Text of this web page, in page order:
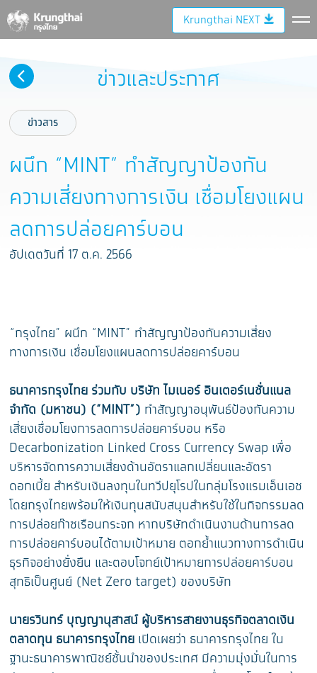
Krungthai NEXT
ข่าวและประกาศ
ข่าวสาร
ผนึก “MINT” ทำสัญญาป้องกัน
ความเสี่ยงทางการเงิน เชื่อมโยงแผน
ลดการปล่อยคาร์บอน
อัปเดตวันที่ 17 ต.ค. 2566
“กรุงไทย” ผนึก “MINT” ทำสัญญาป้องกันความเสี่ยง
ทางการเงิน เชื่อมโยงแผนลดการปล่อยคาร์บอน
ธนาคารกรุงไทย ร่วมกับ บริษัท ไมเนอร์ อินเตอร์เนชั่นแนล
จำกัด (มหาชน) (“MINT”) ทำสัญญาอนุพันธ์ป้องกันความ
เสี่ยงเชื่อมโยงการลดการปล่อยคาร์บอน หรือ
Decarbonization Linked Cross Currency Swap เพื่อ
บริหารจัดการความเสี่ยงด้านอัตราแลกเปลี่ยนและอัตรา
ดอกเบี้ย สำหรับเงินลงทุนในทวีปยุโรปในกลุ่มโรงแรมเอ็นเอช
โดยกรุงไทยพร้อมให้เงินทุนสนับสนุนสำหรับใช้ในกิจกรรมลด
การปล่อยก๊าซเรือนกระจก หากบริษัทดำเนินงานด้านการลด
การปล่อยคาร์บอนได้ตามเป้าหมาย ตอกย้ำแนวทางการดำเนิน
ธุรกิจอย่างยั่งยืน และตอบโจทย์เป้าหมายการปล่อยคาร์บอน
สุทธิเป็นศูนย์ (Net Zero target) ของบริษัท
นายรวินทร์ บุญญานุสาสน์ ผู้บริหารสายงานธุรกิจตลาดเงิน
ตลาดทุน ธนาคารกรุงไทย เปิดเผยว่า ธนาคารกรุงไทย ใน
ฐานะธนาคารพาณิชย์ชั้นนำของประเทศ มีความมุ่งมั่นในการ